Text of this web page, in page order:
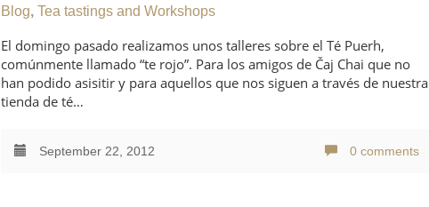
Blog,Tea tastings and Workshops
El domingo pasado realizamos unos talleres sobre el Té Puerh,
comúnmente llamado “te rojo”. Para los amigos de Čaj Chai que no
han podido asisitir y para aquellos que nos siguen a través de nuestra
tienda de té…
September 22, 2012 0 comments